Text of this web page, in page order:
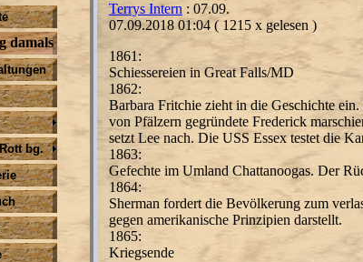
damals
bg.
Terrys Intern : 07.09.
07.09.2018 01:04 ( 1215 x gelesen )
1861:
Schiessereien in Great Falls/MD
1862:
Barbara Fritchie zieht in die Geschichte
von Pfälzern gegründete Frederick
setzt Lee nach. Die USS Essex testet die
1863:
Gefechte im Umland Chattanoogas. Der
1864:
Sherman fordert die Bevölkerung zum
gegen amerikanische Prinzipien darstellt.
1865:
Kriegsende